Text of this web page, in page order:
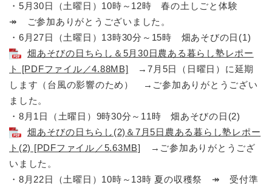
・5月30日（土曜日）10時～12時 春の土しごと体験
↠ ご参加ありがとうございました。
・6月27日（土曜日）13時30分～15時 畑あそびの日(1)
畑あそびの日ちらし＆5月30日農ある暮らし塾レポー
ト [PDFファイル／4.88MB] →7月5日（日曜日）に延期
します（台風の影響のため） →ご参加ありがとうござい
ました。
・8月1日（土曜日）9時30分～11時 畑あそびの日(2)
畑あそびの日ちらし(2)＆7月5日農ある暮らし塾レポー
ト(2) [PDFファイル／5.63MB]
→ご参加ありがとうござ
いました。
・8月22日（土曜日）10時～13時 夏の収穫祭 ↠ 受付準